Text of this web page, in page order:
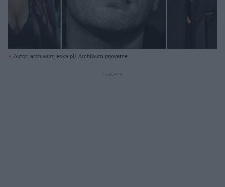
Autor: archiwum eska.pl/ Archiwum prywatne